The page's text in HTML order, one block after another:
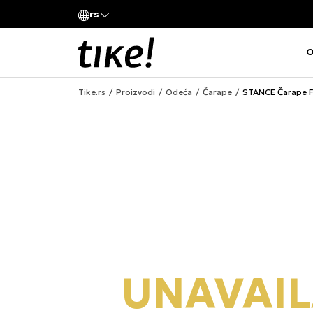
rs
Tike.rs Proizvodi Odeća Čarape STANCE Čarape